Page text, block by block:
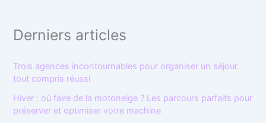
Derniers articles
Trois agences incontournables pour organiser un séjour
tout compris réussi
Hiver : où faire de la motoneige ? Les parcours parfaits pour
préserver et optimiser votre machine